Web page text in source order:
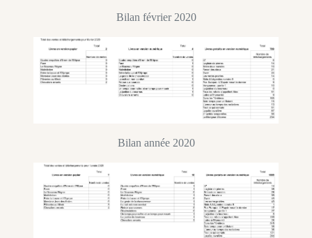
Bilan février 2020
Bilan année 2020